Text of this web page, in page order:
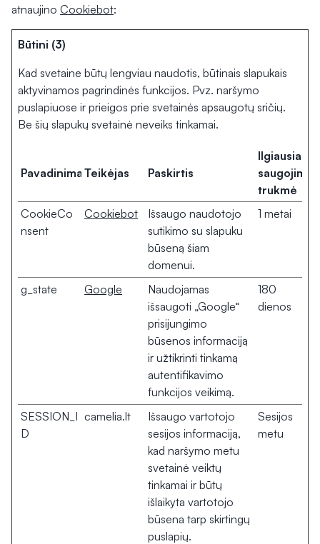
atnaujino Cookiebot:
Būtini (3)
Kad svetaine būtų lengviau naudotis, būtinais slapukais
aktyvinamos pagrindinės funkcijos. Pvz. naršymo
puslapiuose ir prieigos prie svetainės apsaugotų sričių.
Be šių slapukų svetainė neveiks tinkamai.
PavadinimasTeikėjas Paskirtis
Ilgiausia
saugojimo
trukmė
CookieCo
nsent
Cookiebot
Išsaugo naudotojo
sutikimo su slapuku
būseną šiam
domenui.
1 metai
g_state Google
Naudojamas
išsaugoti „Google“
prisijungimo
būsenos informaciją
ir užtikrinti tinkamą
autentifikavimo
funkcijos veikimą.
180
dienos
SESSION_I
D
camelia.lt
Išsaugo vartotojo
sesijos informaciją,
kad naršymo metu
svetainė veiktų
tinkamai ir būtų
išlaikyta vartotojo
būsena tarp skirtingų
puslapių.
Sesijos
metu